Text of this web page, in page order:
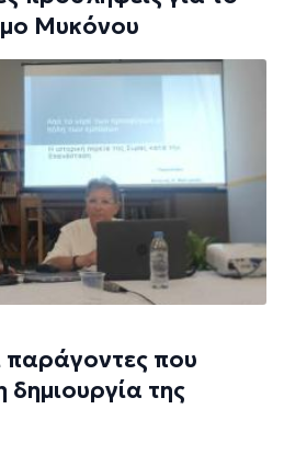
Μυκόνου
παράγοντες που
της